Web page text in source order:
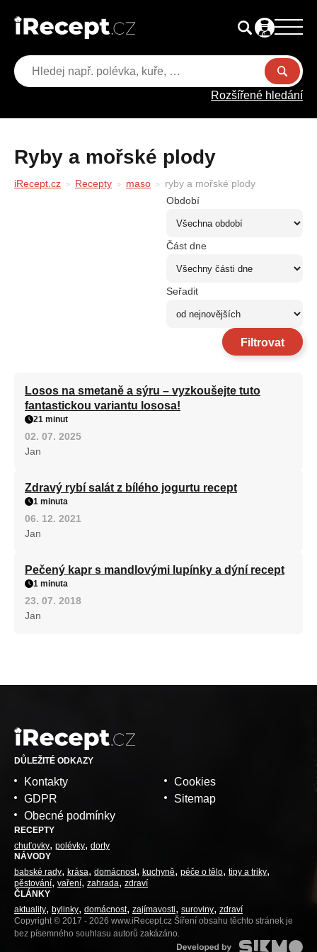
Rozšířené hledání
ryby a mořské plody
iRecept.cz Recepty maso
ryby a mořské plody
Období
Část dne
Seřadit
Filtrovat
Losos na smetaně a sýru – vyzkoušejte tuto
fantastickou variantu lososa!
21 minut
02. 07. 2025
Jan
Zdravý rybí salát z bílého jogurtu recept
1 minuta
06. 12. 2021
Jan
Pečený kapr s mandlovými lupínky a dýní recept
1 minuta
23. 07. 2018
Jan
DŮLEŽITÉ ODKAZY
Kontakty
GDPR
Obecné podmínky
Cookies
Sitemap
RECEPTY
chuťovky polévky dorty
NÁVODY
babské rady
krása domácnost kuchyně péče o tělo tipy a triky
pěstování vaření zahrada zdraví
ČLÁNKY
aktuality
bylinky domácnost zajímavosti suroviny zdraví
Copyright © 2017 - 2026 www.iRecept.cz Šíření obsahu těchto stránek je
bez písemného souhlasu autorů zakázáno.